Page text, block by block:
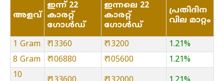
അളവ്
ഇന്ന് 22
കാരറ്റ്
ഗോൾഡ്
ഇന്നലെ 22
കാരറ്റ്
ഗോൾഡ്
പ്രതിദിന
വില മാറ്റം
1 Gram ₹ 13360 ₹ 13200
1.21%
8 Gram
₹ 106880 ₹ 105600
1.21%
10